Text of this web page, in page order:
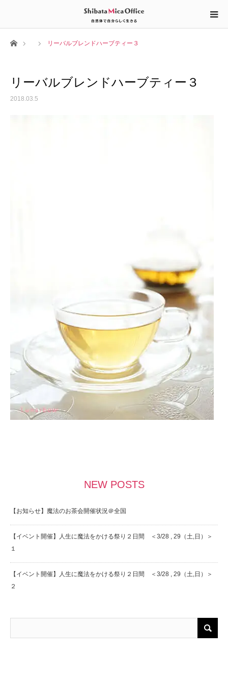
ホーム リーバルブレンドハーブティー３
リーバルブレンドハーブティー３
2018.03.5
NEW POSTS
【お知らせ】魔法のお茶会開催状況＠全国
【イベント開催】人生に魔法をかける祭り２日間 ＜3/28 , 29（土,日）＞
１
【イベント開催】人生に魔法をかける祭り２日間 ＜3/28 , 29（土,日）＞
２